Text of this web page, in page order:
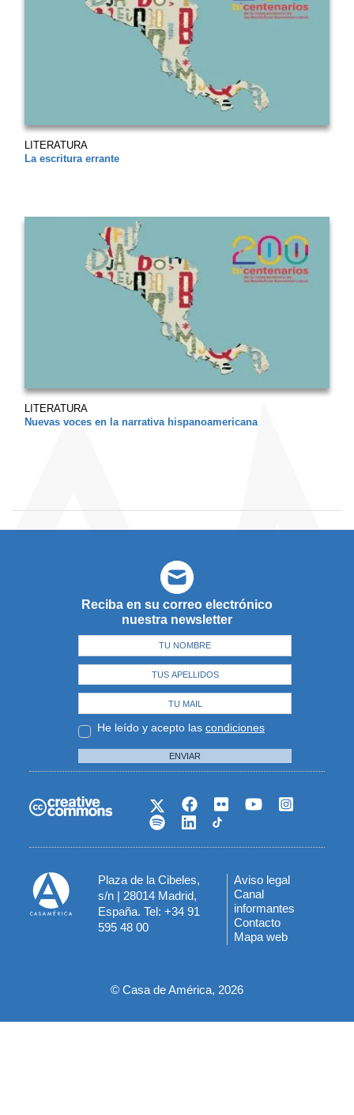
LITERATURA
La escritura errante
LITERATURA
Nuevas voces en la narrativa hispanoamericana
Reciba en su correo electrónico
nuestra newsletter
He leído y acepto las condiciones
ENVIAR
Plaza de la Cibeles,
s/n | 28014 Madrid,
España. Tel: +34 91
595 48 00
Menú
del
pie
Aviso legal
Canal
informantes
Contacto
Mapa web
© Casa de América, 2026